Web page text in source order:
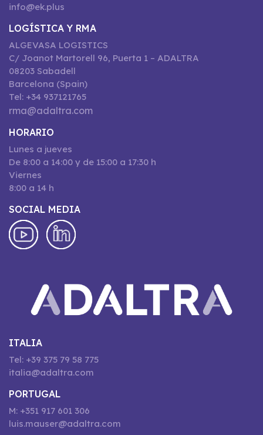
info@ek.plus
LOGÍSTICA Y RMA
ALGEVASA LOGISTICS
C/ Joanot Martorell 96, Puerta 1 – ADALTRA
08203 Sabadell
Barcelona (Spain)
Tel: +34 937121765
rma@adaltra.com
HORARIO
Lunes a jueves
De 8:00 a 14:00 y de 15:00 a 17:30 h
Viernes
8:00 a 14 h
SOCIAL MEDIA
ITALIA
Tel: +39 375 79 58 775
italia@adaltra.com
PORTUGAL
M: +351 917 601 306
luis.mauser@adaltra.com